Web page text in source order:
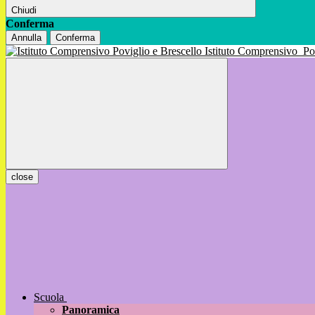
Chiudi
Conferma
Annulla Conferma
Istituto Comprensivo
close
Scuola
Panoramica